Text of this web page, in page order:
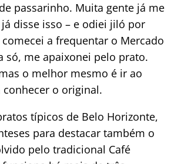
passarinho. Muita gente já me
disse isso – e odiei jiló por
a frequentar o Mercado
só, me apaixonei pelo prato.
o melhor mesmo é ir ao
conhecer o original.
típicos de Belo Horizonte,
para destacar também o
pelo tradicional Café